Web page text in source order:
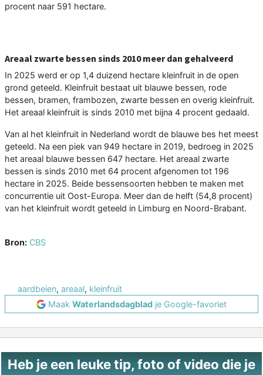
procent naar 591 hectare.
Areaal zwarte bessen sinds 2010 meer dan gehalveerd
In 2025 werd er op 1,4 duizend hectare kleinfruit in de open
grond geteeld. Kleinfruit bestaat uit blauwe bessen, rode
bessen, bramen, frambozen, zwarte bessen en overig kleinfruit.
Het areaal kleinfruit is sinds 2010 met bijna 4 procent gedaald.
Van al het kleinfruit in Nederland wordt de blauwe bes het meest
geteeld. Na een piek van 949 hectare in 2019, bedroeg in 2025
het areaal blauwe bessen 647 hectare. Het areaal zwarte
bessen is sinds 2010 met 64 procent afgenomen tot 196
hectare in 2025. Beide bessensoorten hebben te maken met
concurrentie uit Oost-Europa. Meer dan de helft (54,8 procent)
van het kleinfruit wordt geteeld in Limburg en Noord-Brabant.
Bron: CBS
aardbeien, areaal, kleinfruit
Maak Waterlandsdagblad je Google-favoriet
Heb je een leuke tip, foto of video die je